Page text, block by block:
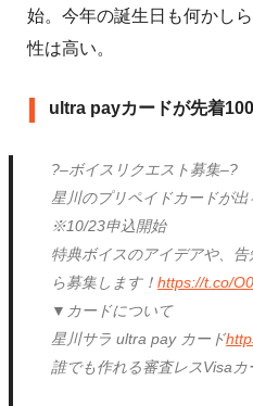
始。今年の誕生日も何かし
性は高い。
ultra payカードが先着
?–ボイスリクエスト募集–?
星川のプリペイドカードが出
※10/23申込開始
特典ボイスのアイデアや、
ら募集します！https://t.co/
▼カードについて
星川サラ ultra pay カード
誰でも作れる審査レスVisaカ